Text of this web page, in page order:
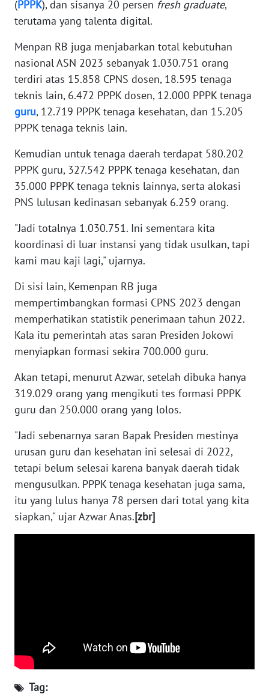
(PPPK), dan sisanya 20 persen fresh graduate,
terutama yang talenta digital.
Menpan RB juga menjabarkan total kebutuhan
nasional ASN 2023 sebanyak 1.030.751 orang
terdiri atas 15.858 CPNS dosen, 18.595 tenaga
teknis lain, 6.472 PPPK dosen, 12.000 PPPK tenaga
guru, 12.719 PPPK tenaga kesehatan, dan 15.205
PPPK tenaga teknis lain.
Kemudian untuk tenaga daerah terdapat 580.202
PPPK guru, 327.542 PPPK tenaga kesehatan, dan
35.000 PPPK tenaga teknis lainnya, serta alokasi
PNS lulusan kedinasan sebanyak 6.259 orang.
"Jadi totalnya 1.030.751. Ini sementara kita
koordinasi di luar instansi yang tidak usulkan, tapi
kami mau kaji lagi," ujarnya.
Di sisi lain, Kemenpan RB juga
mempertimbangkan formasi CPNS 2023 dengan
memperhatikan statistik penerimaan tahun 2022.
Kala itu pemerintah atas saran Presiden Jokowi
menyiapkan formasi sekira 700.000 guru.
Akan tetapi, menurut Azwar, setelah dibuka hanya
319.029 orang yang mengikuti tes formasi PPPK
guru dan 250.000 orang yang lolos.
"Jadi sebenarnya saran Bapak Presiden mestinya
urusan guru dan kesehatan ini selesai di 2022,
tetapi belum selesai karena banyak daerah tidak
mengusulkan. PPPK tenaga kesehatan juga sama,
itu yang lulus hanya 78 persen dari total yang kita
siapkan," ujar Azwar Anas.[zbr]
Tag:
JAMBI
WN
SULTRA
WN
NTB
SULTENG
WN
SULBAR
WN
BABEL
SUMBAR
WN
SUMSEL
BENGKULU
WN
WN
JATENG
WN
NUSANTARA
KALBAR